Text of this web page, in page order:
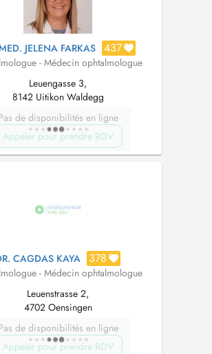
JELENA FARKAS 437
- Médecin ophtalmologue
Leuengasse 3,
8142 Uitikon Waldegg
de disponibilités en ligne
Appeler pour prendre RDV
CAGDAS KAYA 378
- Médecin ophtalmologue
Leuenstrasse 2,
4702 Oensingen
de disponibilités en ligne
Appeler pour prendre RDV